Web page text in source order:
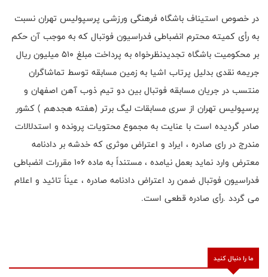
در خصوص استیناف باشگاه فرهنگی ورزشی پرسپولیس تهران نسبت
به رأی کمیته محترم انضباطی فدراسیون فوتبال که به موجب آن حکم
بر محکومیت باشگاه تجدیدنظرخواه به پرداخت مبلغ 510 میلیون ریال
جریمه نقدی بدلیل پرتاب اشیا به زمین مسابقه توسط تماشاگران
منتسب در جریان مسابقه فوتبال بین دو تیم ذوب آهن اصفهان و
پرسپولیس تهران از سری مسابقات لیگ برتر (هفته هجدهم ) کشور
صادر گردیده است با عنایت به مجموع محتویات پرونده و استدلالات
مندرج در رای صادره ، ایراد و اعتراض موثری که خدشه بر دادنامه
معترض وارد نماید بعمل نیامده ، مستنداً به ماده 106 مقررات انضباطی
فدراسیون فوتبال ضمن رد اعتراض دادنامه صادره ، عیناً تائید و اعلام
می گردد .رأی صادره قطعی است.
ما را دنبال کنید